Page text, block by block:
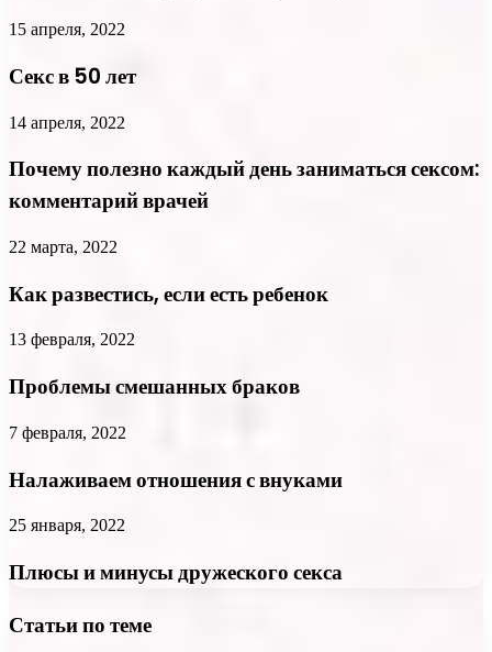
15 апреля, 2022
Секс в 50 лет
14 апреля, 2022
Почему полезно каждый день заниматься сексом:
комментарий врачей
22 марта, 2022
Как развестись, если есть ребенок
13 февраля, 2022
Проблемы смешанных браков
7 февраля, 2022
Налаживаем отношения с внуками
25 января, 2022
Плюсы и минусы дружеского секса
Статьи по теме